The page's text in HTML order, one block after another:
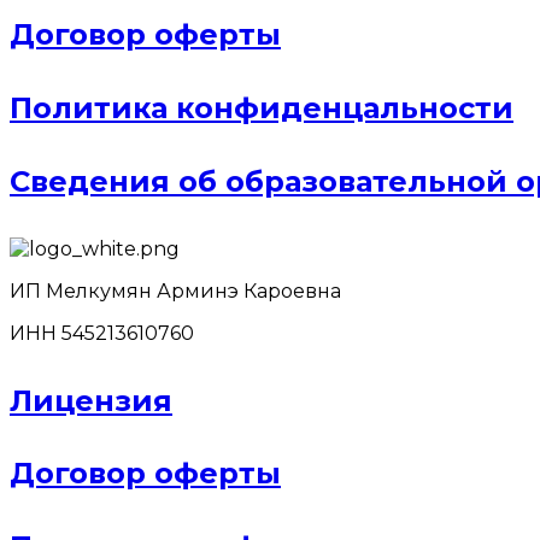
Договор оферты
Политика конфиденцальности
Сведения об образовательной
ИП Мелкумян Арминэ Кароевна
ИНН 545213610760
Лицензия
Договор оферты